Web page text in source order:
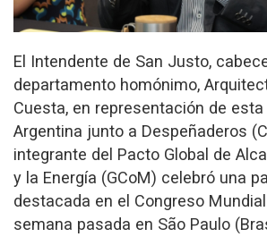
El Intendente de San Justo,
departamento homónimo,
Cuesta, en representación de
Argentina junto a Despeñaderos
integrante del Pacto Global de
y la Energía (GCoM) celebró una
destacada en el Congreso
semana pasada en São Paulo